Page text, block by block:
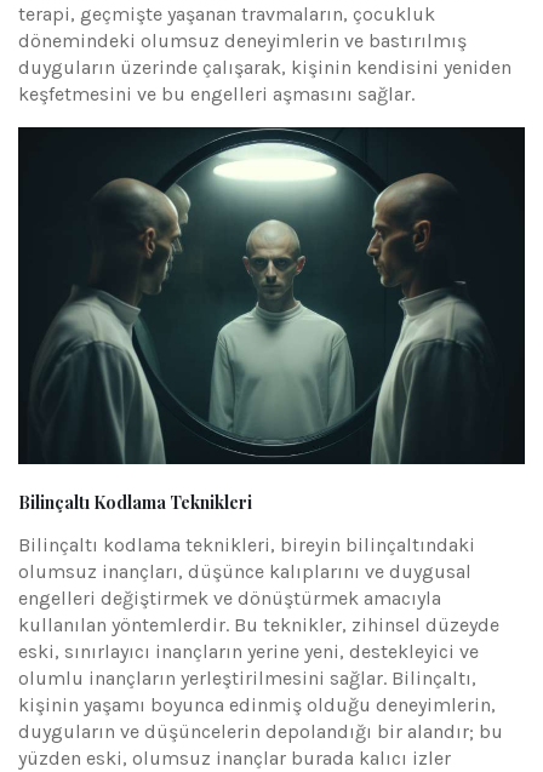
terapi, geçmişte yaşanan travmaların, çocukluk
dönemindeki olumsuz deneyimlerin ve bastırılmış
duyguların üzerinde çalışarak, kişinin kendisini yeniden
keşfetmesini ve bu engelleri aşmasını sağlar.
Bilinçaltı Kodlama Teknikleri
Bilinçaltı kodlama teknikleri, bireyin bilinçaltındaki
olumsuz inançları, düşünce kalıplarını ve duygusal
engelleri değiştirmek ve dönüştürmek amacıyla
kullanılan yöntemlerdir. Bu teknikler, zihinsel düzeyde
eski, sınırlayıcı inançların yerine yeni, destekleyici ve
olumlu inançların yerleştirilmesini sağlar. Bilinçaltı,
kişinin yaşamı boyunca edinmiş olduğu deneyimlerin,
duyguların ve düşüncelerin depolandığı bir alandır; bu
yüzden eski, olumsuz inançlar burada kalıcı izler